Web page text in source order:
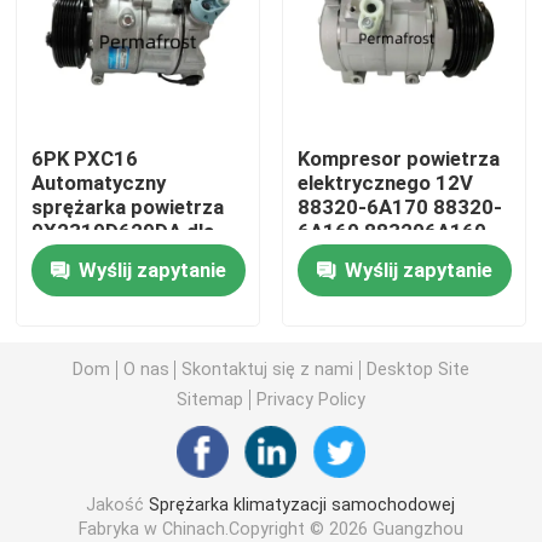
automatyczna sprężarka powietrza
Sprężarka klimatyzacji samochodowej
Kompresor prądu przemiennego
Zawór sterujący sprężarki klimatyzacji
sprzęgło sprężarki klimatyzacji
Elektryczna sprężarka klimatyzacji
6PK PXC16
Automatyczny
sprężarka powietrza
9X2319D629DA dla
Land Rover Discovery
Wyślij zapytanie
Kompresor powietrza
elektrycznego 12V
88320-6A170 88320-
6A160 883206A160
Wyślij zapytanie
Dom O nas Skontaktuj się z nami
Desktop Site
Sitemap
Privacy Policy
JakośćSprężarka klimatyzacji samochodowej
Fabryka w Chinach.Copyright © 2026 Guangzhou